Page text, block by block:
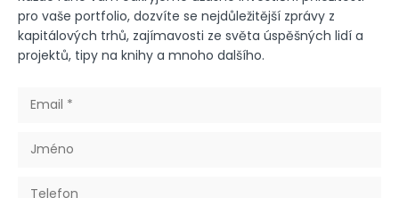
pro vaše portfolio, dozvíte se nejdůležitější zprávy z
kapitálových trhů, zajímavosti ze světa úspěšných lidí a
projektů, tipy na knihy a mnoho dalšího.